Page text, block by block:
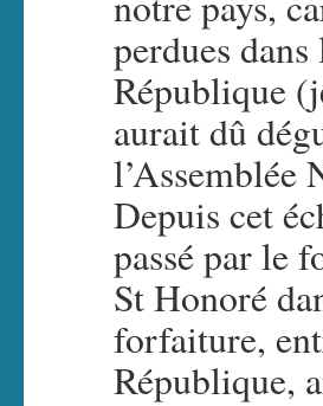
perdues
République
aurait dû
l’Assemblée
Depuis cet
passé par le
St Honoré
forfaiture,
République,